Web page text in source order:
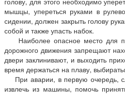
мышцы, упереться руками в
сидении, должен закрыть голову
собой и также упасть набок.
Наиболее опасное место для
дорожного движения запрещают
двери заклинивают, и выходить
время держаться на плаву,
При аварии, в первую очередь,
извлечь из машины, помочь